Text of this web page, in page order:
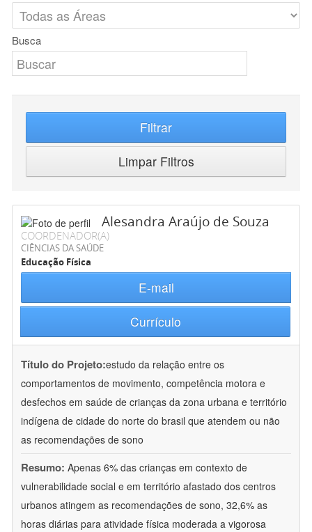
Busca
Filtrar
Limpar Filtros
Alesandra Araújo de Souza
COORDENADOR(A)
CIÊNCIAS DA SAÚDE
Educação Física
E-mail
Currículo
Título do Projeto:estudo da relação entre os
comportamentos de movimento, competência motora e
desfechos em saúde de crianças da zona urbana e território
indígena de cidade do norte do brasil que atendem ou não
as recomendações de sono
Resumo: Apenas 6% das crianças em contexto de
vulnerabilidade social e em território afastado dos centros
urbanos atingem as recomendações de sono, 32,6% as
horas diárias para atividade física moderada a vigorosa